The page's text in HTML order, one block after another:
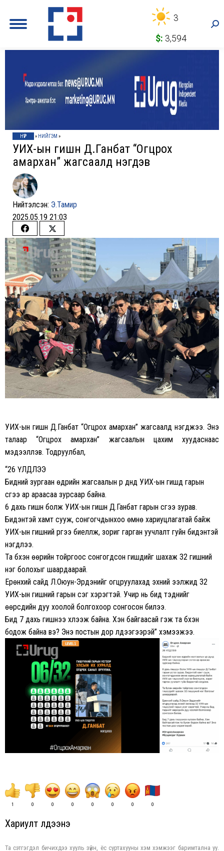
3
$: 3,594
НҮҮР » НИЙГЭМ »
УИХ-ын гишүүн Д.Ганбат “Огцрох
амархан” жагсаалд нэгдэв
Нийтэлсэн: Э.Тамир
2025.05.19 21:03
Share
on
Facebook
Share
on
Twitter
УИХ-ын гишүүн Д.Ганбат “Огцрох амархан” жагсаалд нэгджээ. Энэ
талаар “Огцрох амархан” жагсаалын цахим хуудаснаас
мэдээллэв. Тодруулбал,
“26 ҮЛДЛЭЭ
Бидний зургаан өдрийн жагсаалын үр дүнд УИХ-ын гишүүд гарын
үсгээ ар араасаа зурсаар байна.
6 дахь гишүүн болж УИХ-ын гишүүн Д.Ганбат гарын үсгээ зурав.
Бидэнтэй хамт сууж, сонгогчдынхоо өмнө хариуцлагатай байж
УИХ-ын гишүүний үүргээ биелүүлж, зориг гарган уучлалт гуйн бидэнтэй
нэгдлээ.
Та бүхэн өөрийн тойргоос сонгогдсон гишүүдийг шахаж 32 гишүүний
нэг болохыг шаардаарай.
Ерөнхий сайд Л.Оюун-Эрдэнийг огцруулахад эхний ээлжид 32
УИХ-ын гишүүний гарын үсэг хэрэгтэй. Учир нь бид тэднийг
өөрсдийн дуу хоолой болгохоор сонгосон билээ.
Бид 7 дахь гишүүнээ хүлээж байна. Хэн байгаасай гэж та бүхэн
бодож байна вэ? Энэ постын дор үлдээгээрэй” хэмээжээ.
1 0 0 0 0 0 0 0
Хариулт үлдээнэ үү
Та сэтгэгдэл бичихдээ хууль зүйн, ёс суртахууны хэм хэмжээг баримтална уу.